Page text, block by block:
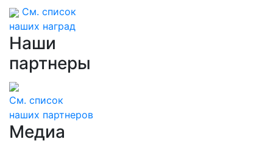
См. список
наших наград
Наши
партнеры
См. список
наших партнеров
Медиа